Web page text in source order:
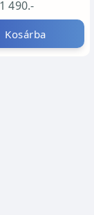
1 490.-
Kosárba